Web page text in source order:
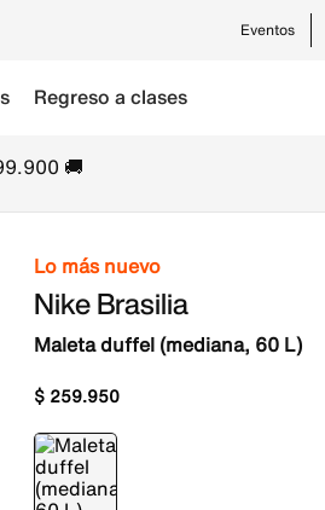
Eventos
Regreso a clases
🚚
Lo más nuevo
Nike Brasilia
Maleta duffel (mediana, 60 L)
$ 259.950